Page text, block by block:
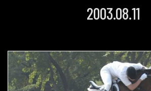
2003.08.11